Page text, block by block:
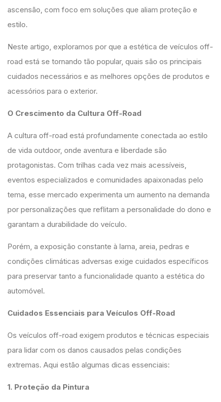
ascensão, com foco em soluções que aliam proteção e
estilo.
Neste artigo, exploramos por que a estética de veículos off-
road está se tornando tão popular, quais são os principais
cuidados necessários e as melhores opções de produtos e
acessórios para o exterior.
O Crescimento da Cultura Off-Road
A cultura off-road está profundamente conectada ao estilo
de vida outdoor, onde aventura e liberdade são
protagonistas. Com trilhas cada vez mais acessíveis,
eventos especializados e comunidades apaixonadas pelo
tema, esse mercado experimenta um aumento na demanda
por personalizações que reflitam a personalidade do dono e
garantam a durabilidade do veículo.
Porém, a exposição constante à lama, areia, pedras e
condições climáticas adversas exige cuidados específicos
para preservar tanto a funcionalidade quanto a estética do
automóvel.
Cuidados Essenciais para Veículos Off-Road
Os veículos off-road exigem produtos e técnicas especiais
para lidar com os danos causados pelas condições
extremas. Aqui estão algumas dicas essenciais:
1. Proteção da Pintura